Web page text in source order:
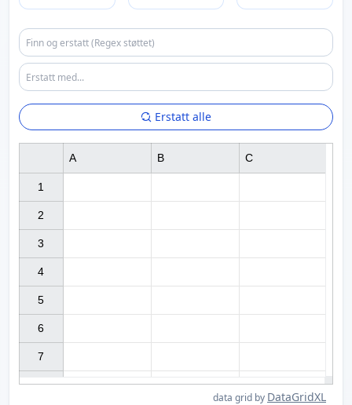
Erstatt alle
data grid by DataGridXL
1
2
3
4
5
6
7
A B C